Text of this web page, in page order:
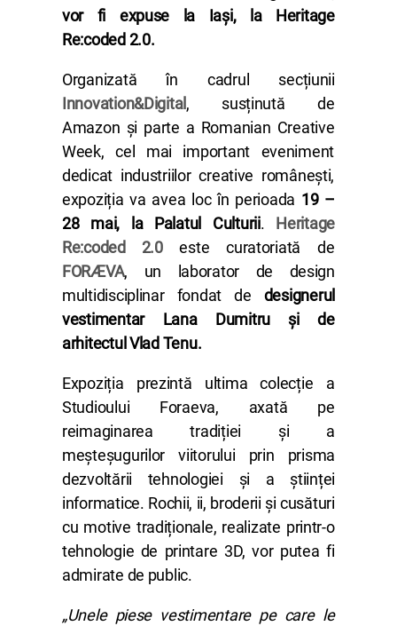
vor fi expuse la Iași, la Heritage
Re:coded 2.0.
Organizată în cadrul secțiunii
Innovation&Digital, susținută de
Amazon și parte a Romanian Creative
Week, cel mai important eveniment
dedicat industriilor creative românești,
expoziția va avea loc în perioada 19 –
28 mai, la Palatul Culturii. Heritage
Re:coded 2.0
este curatoriată de
FORÆVA, un laborator de design
multidisciplinar fondat de designerul
vestimentar Lana Dumitru și de
arhitectul Vlad Tenu.
Expoziția prezintă ultima colecție a
Studioului Foraeva, axată pe
reimaginarea tradiției și a
meșteșugurilor viitorului prin prisma
dezvoltării tehnologiei și a științei
informatice. Rochii, ii, broderii și cusături
cu motive tradiționale, realizate printr-o
tehnologie de printare 3D, vor putea fi
admirate de public.
„Unele piese vestimentare pe care le